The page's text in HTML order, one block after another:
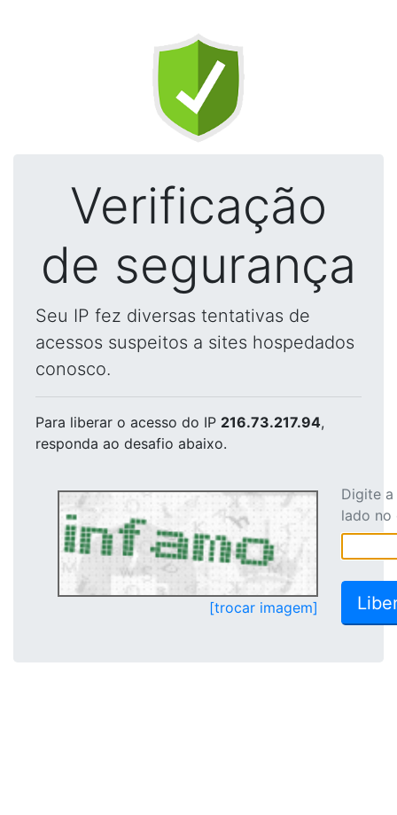
Verificação
de segurança
Seu IP fez diversas tentativas de
acessos suspeitos a sites hospedados
conosco.
Para liberar o acesso do IP 216.73.217.94,
responda ao desafio abaixo.
[trocar imagem]
Digite
lado no